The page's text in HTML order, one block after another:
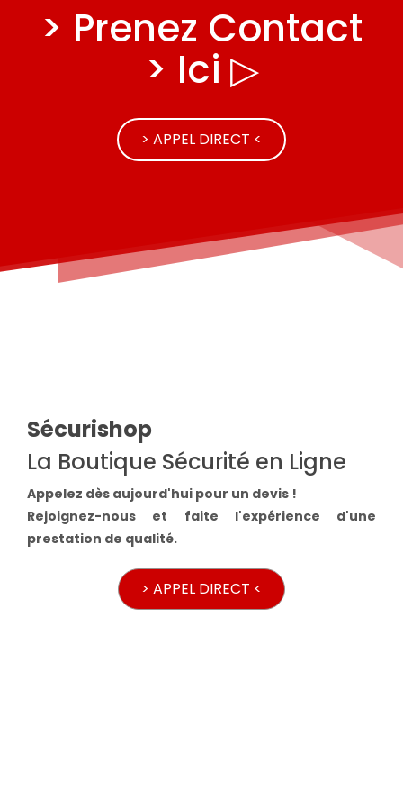
> Prenez Contact
> Ici ▷
> APPEL DIRECT <
Sécurishop
La Boutique Sécurité en Ligne
Appelez dès aujourd'hui pour un devis !
Rejoignez-nous et faite l'expérience d'une
prestation de qualité.
> APPEL DIRECT <